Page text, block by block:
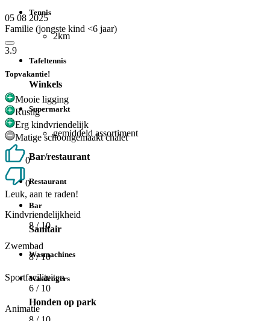
Tennis
2km
Tafeltennis
Winkels
Supermarkt
gemiddeld assortiment
Bar/restaurant
Restaurant
Bar
Sanitair
Wasmachines
Wasdrogers
Honden op park
05 08 2025
Familie (jongste kind <6 jaar)
3.9
Topvakantie!
Mooie ligging
Rustig
Erg kindvriendelijk
Matige schoongemaakt chalet
0
0
Leuk, aan te raden!
Kindvriendelijkheid
8/ 10
Zwembad
8/ 10
Sportfaciliteiten
6 / 10
Animatie